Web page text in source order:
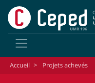
Accueil > Projets achevés